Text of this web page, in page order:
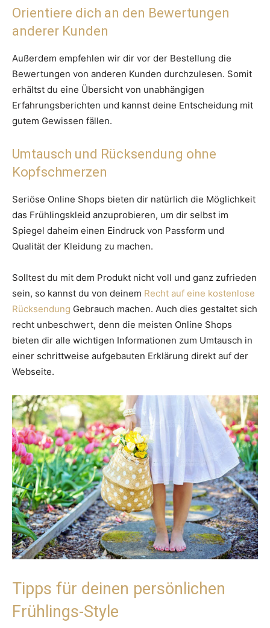
Orientiere dich an den Bewertungen
anderer Kunden
Außerdem empfehlen wir dir vor der Bestellung die
Bewertungen von anderen Kunden durchzulesen. Somit
erhältst du eine Übersicht von unabhängigen
Erfahrungsberichten und kannst deine Entscheidung mit
gutem Gewissen fällen.
Umtausch und Rücksendung ohne
Kopfschmerzen
Seriöse Online Shops bieten dir natürlich die Möglichkeit
das Frühlingskleid anzuprobieren, um dir selbst im
Spiegel daheim einen Eindruck von Passform und
Qualität der Kleidung zu machen.
Solltest du mit dem Produkt nicht voll und ganz zufrieden
sein, so kannst du von deinem Recht auf eine kostenlose
Rücksendung Gebrauch machen. Auch dies gestaltet sich
recht unbeschwert, denn die meisten Online Shops
bieten dir alle wichtigen Informationen zum Umtausch in
einer schrittweise aufgebauten Erklärung direkt auf der
Webseite.
Tipps für deinen persönlichen
Frühlings-Style